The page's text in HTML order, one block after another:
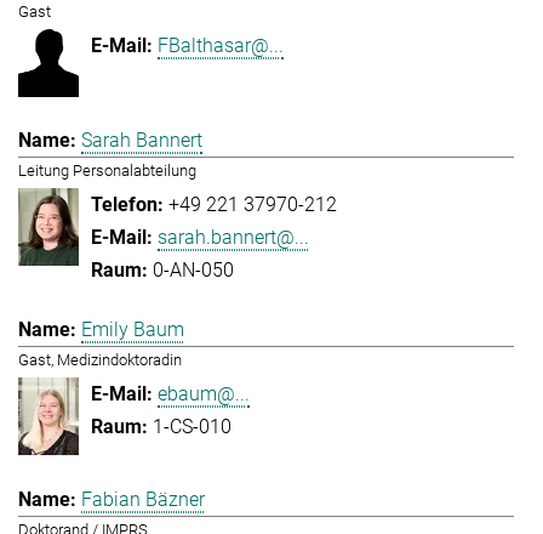
Gast
FBalthasar@...
Sarah Bannert
Leitung Personalabteilung
+49 221 37970-212
sarah.bannert@...
0-AN-050
Emily Baum
Gast, Medizindoktoradin
ebaum@...
1-CS-010
Fabian Bäzner
Doktorand / IMPRS